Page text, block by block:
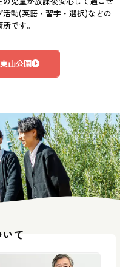
動(英語・習字・選択)などの
です。
山公園
て